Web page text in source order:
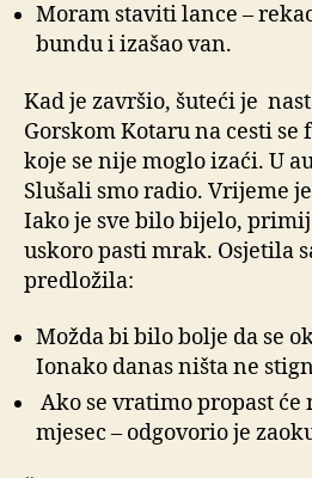
Moram staviti lance –
bundu i izašao van.
Kad je završio, šuteći je
Gorskom Kotaru na cesti
koje se nije moglo izaći. U
Slušali smo radio. Vrijeme
Iako je sve bilo bijelo,
uskoro pasti mrak. Osjetila
predložila:
Možda bi bilo bolje da se
Ionako danas ništa ne
Ako se vratimo propast će
mjesec – odgovorio je